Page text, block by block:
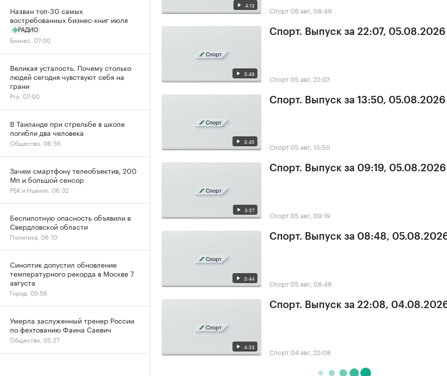
4:13 Спорт 06 авг, 08:49
3:49
Спорт. Выпуск за 22:07, 05.08.2026
Спорт 05 авг, 22:07
3:45
Спорт. Выпуск за 13:50, 05.08.2026
Спорт 05 авг, 13:50
3:57
Спорт. Выпуск за 09:19, 05.08.2026
Спорт 05 авг, 09:19
3:44
Спорт. Выпуск за 08:48,
Спорт 05 авг, 08:48
4:33
Спорт. Выпуск за 22:08,
Спорт 04 авг, 22:08
Назван топ-30 самых
востребованных бизнес-книг июля
РАДИО
Бизнес, 07:00
Великая усталость. Почему столько
людей сегодня чувствуют себя на
грани
Pro, 07:00
В Таиланде при стрельбе в школе
погибли два человека
Общество, 06:56
Зачем смартфону телеобъектив, 200
Мп и большой сенсор
РБК и Huawei, 06:32
Беспилотную опасность объявили в
Свердловской области
Политика, 06:10
Синоптик допустил обновление
температурного рекорда в Москве 7
августа
Город, 05:56
Умерла заслуженный тренер России
по фехтованию Фаина Саевич
Общество, 05:27